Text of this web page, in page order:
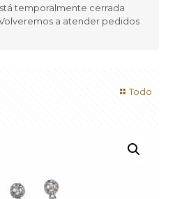
temporalmente cerrada
a atender pedidos
Todo